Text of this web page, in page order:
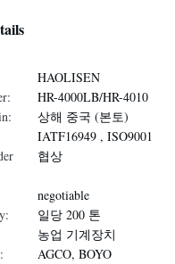
HAOLISEN
HR-4000LB/HR-4010
상해 중국 (본토)
IATF16949 , ISO9001
협상
negotiable
일당 200 톤
농업 기계장치
AGCO, BOYO